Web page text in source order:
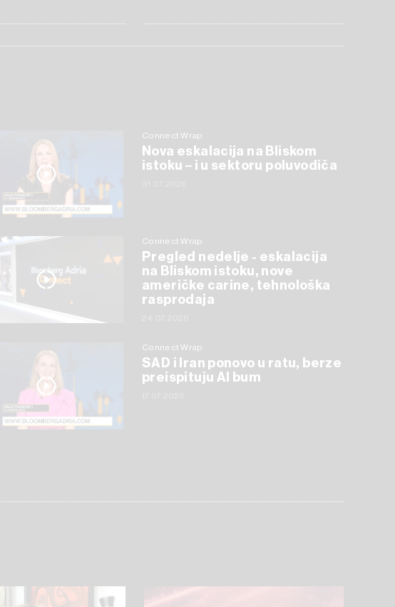
Connect Wrap
Nova eskalacija na Bliskom
istoku – i u sektoru poluvodiča
Connect Wrap
Pregled nedelje - eskalacija
na Bliskom istoku, nove
američke carine, tehnološka
rasprodaja
Connect Wrap
SAD i Iran ponovo u ratu, berze
preispituju AI bum